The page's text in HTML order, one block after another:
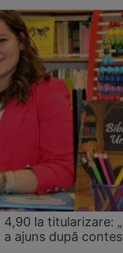
la titularizare:
ajuns după